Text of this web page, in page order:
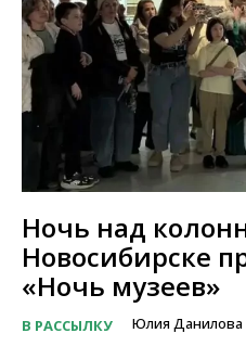
Ночь над
Новосибирске
«Ночь музеев»
В РАССЫЛКУ Юлия Данилова